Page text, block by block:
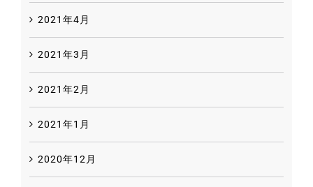
2021年4月
2021年3月
2021年2月
2021年1月
2020年12月